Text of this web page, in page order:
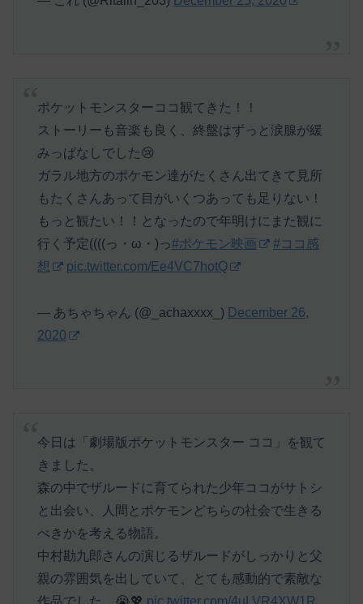
ポケットモンスターココ観てきた！！
ストーリーも音楽も良く、終盤はずっと涙腺が緩
みっぱなしでした😢
ガラル地方のポケモン達がたくさん出てきて見所
もたくさんあって目がいくつあっても足りない！
もっと観たい！！となったので年明けにまた観に
行く予定((((っ・ω・)っ#ポケモン映画
#ココ感
想
pic.twitter.com/Ee4VC7hotQ
— あちゃちゃん (@_achaxxxx_) December 26,
2020
今日は「劇場版ポケットモンスター ココ」を観て
きました。
森の中でザルードに育てられた少年ココがサトシ
と出会い、人間とポケモンどちらの社会で生きる
べきかを考える物語。
中村勘九郎さんの演じるザルードがしっかりと父
親の雰囲気を出していて、とても感動的で素敵な